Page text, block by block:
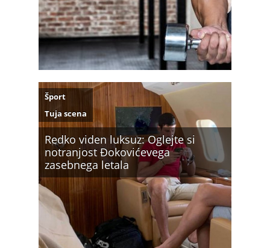
Redko viden luksuz: Oglejte si
notranjost Đokovićevega
zasebnega letala
Šport
Tuja scena